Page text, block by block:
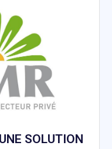
SOLUTION